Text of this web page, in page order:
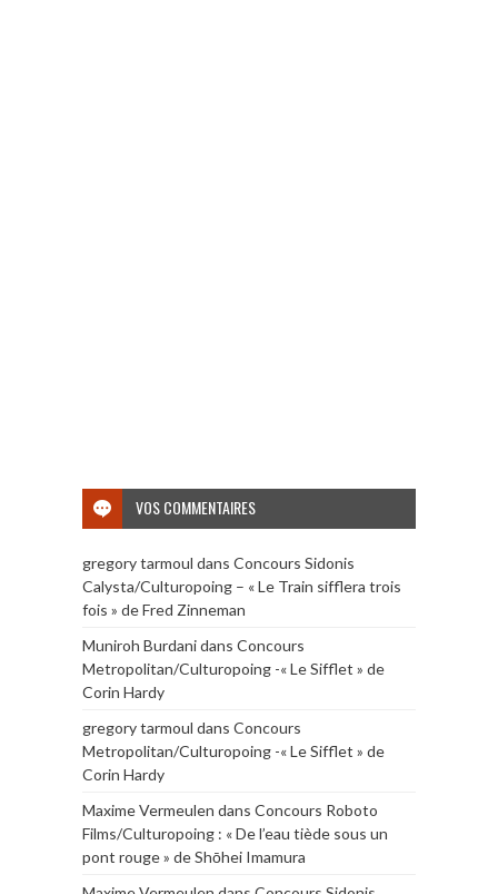
VOS COMMENTAIRES
gregory tarmoul dans Concours Sidonis
Calysta/Culturopoing – « Le Train sifflera trois
fois » de Fred Zinneman
Muniroh Burdanidans Concours
Metropolitan/Culturopoing -« Le Sifflet » de
Corin Hardy
gregory tarmoul dans Concours
Metropolitan/Culturopoing -« Le Sifflet » de
Corin Hardy
Maxime Vermeulen dans Concours Roboto
Films/Culturopoing : « De l’eau tiède sous un
pont rouge » de Shōhei Imamura